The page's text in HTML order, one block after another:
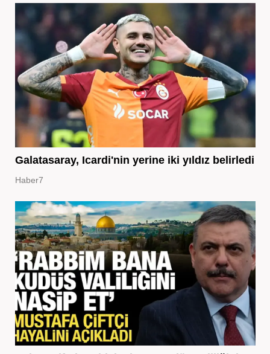
Galatasaray, Icardi'nin yerine iki yıldız belirledi
Haber7